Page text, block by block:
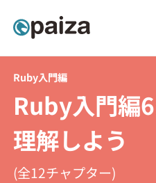
転職・キャリア
求人検索
インタビュー
未経験転職
求人検索
新卒就活
Ruby入門編
Ruby入門編
理解しよう
(全12チャプター)